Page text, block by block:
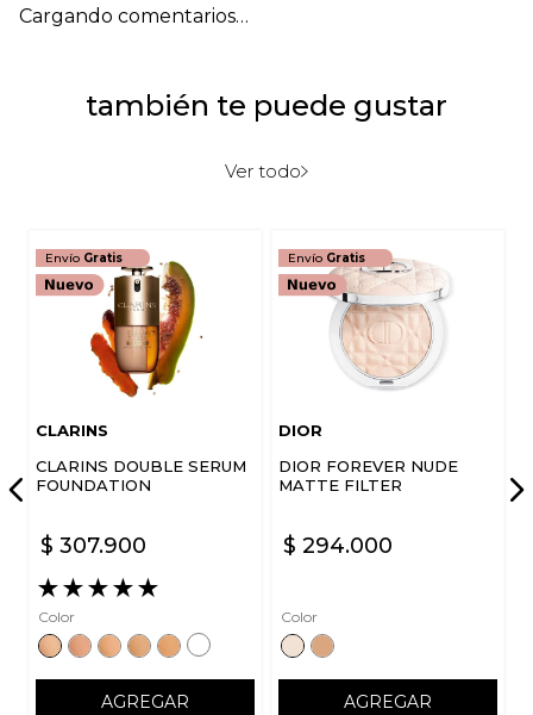
Cargando comentarios…
también te puede gustar
Ver todo
Envío Gratis
CLARINS
CLARINS DOUBLE SERUM
FOUNDATION
$ 307.900
★★★★★
Color
AGREGAR
Envío Gratis
DIOR
DIOR FOREVER NUDE
MATTE FILTER
$ 294.000
Color
AGREGAR